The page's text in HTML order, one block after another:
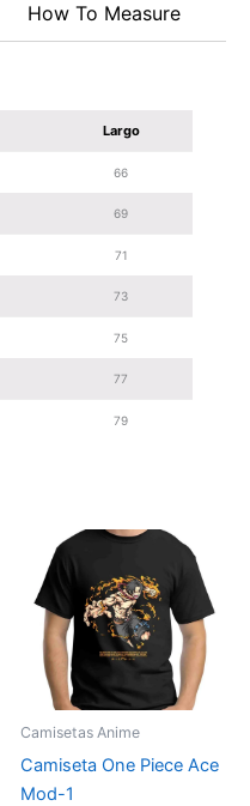
How To Measure
Largo
66
69
71
73
75
77
79
Camisetas Anime
Camiseta One Piece Ace
Mod-1
Este
producto
tiene
múltiples
variantes.
Las
opciones
se
pueden